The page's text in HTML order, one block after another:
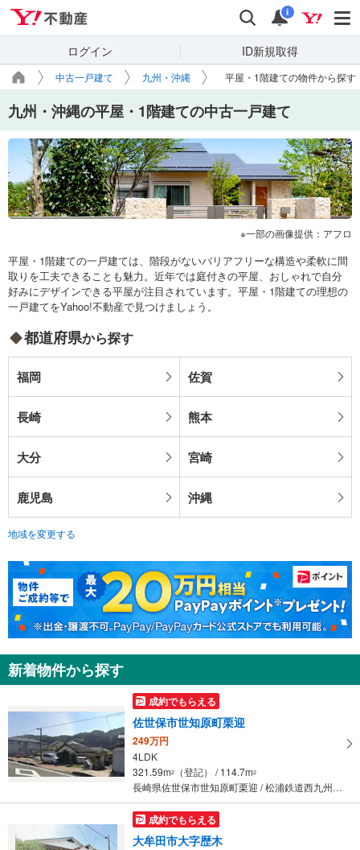
検索 通知
i
ログイン ID新規取得
中古一戸建て 九州・沖縄 平屋・1階建ての物件から探す
九州・沖縄の平屋・1階建ての中古一戸建て
一部の画像提供：アフロ
平屋・1階建ての一戸建ては、階段がないバリアフリーな構造や柔軟に間
取りを工夫できることも魅力。近年では庭付きの平屋、おしゃれで自分
好みにデザインできる平屋が注目されています。平屋・1階建ての理想の
一戸建てをYahoo!不動産で見つけましょう。
都道府県から探す
福岡 佐賀
長崎 熊本
大分 宮崎
鹿児島 沖縄
地域を変更する
新着物件から探す
成約でもらえる
佐世保市世知原町栗迎
249万円
4LDK
321.59m2 （登記） / 114.7m2
長崎県佐世保市世知原町栗迎 / 松浦鉄道西九州線 「左石」駅 徒歩83分
成約でもらえる
大牟田市大字歴木